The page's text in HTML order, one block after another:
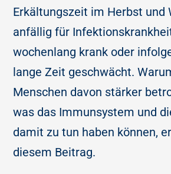
Erkältungszeit im Herbst und
anfällig für
wochenlang krank oder
lange Zeit geschwächt.
Menschen davon stärker
was das Immunsystem und
damit zu tun haben können,
diesem Beitrag.